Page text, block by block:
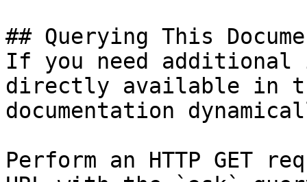
## Querying This
If you need
directly available in
documentation
Perform an HTTP GET